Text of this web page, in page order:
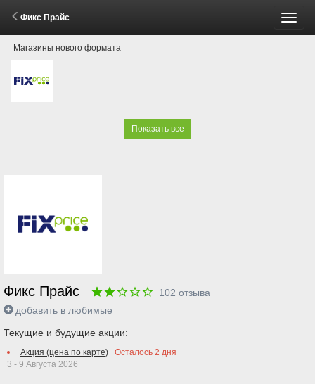
Фикс Прайс
Магазины нового формата
Показать все
Фикс Прайс 102 отзыва
добавить в любимые
Текущие и будущие акции:
Акция (цена по карте) Осталось 2 дня
3 - 9 Августа 2026